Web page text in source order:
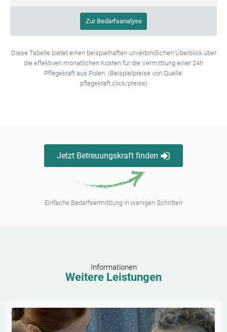
Zur Bedarfsanalyse
Diese Tabelle bietet einen beispielhaften unverbindlichen Überblick über
die effektiven monatlichen Kosten für die Vermittlung einer 24h
Pflegekraft aus Polen. (Beispielpreise von Quelle:
pflegekraft.click/preise)
Jetzt Betreuungskraft finden
Einfache Bedarfsermittlung in wenigen Schritten
Informationen
Weitere Leistungen